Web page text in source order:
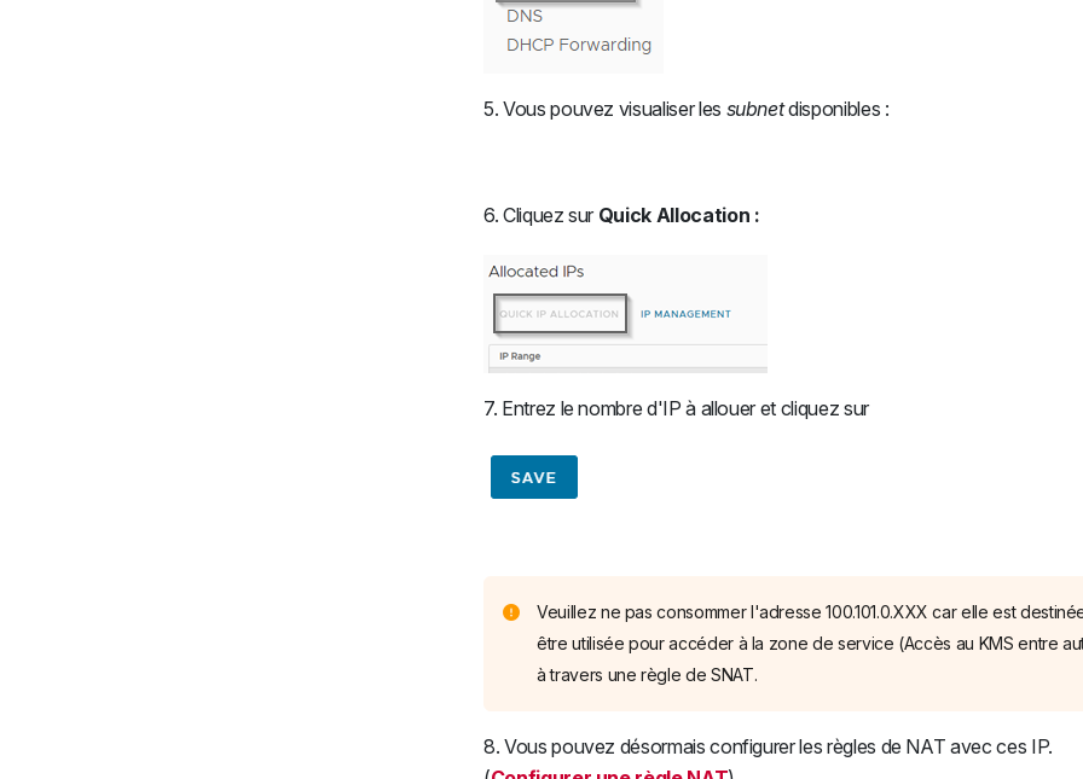
5. Vous pouvez visualiser les subnetdisponibles :
6. Cliquez sur Quick Allocation :
7. Entrez le nombre d'IP à allouer et cliquez sur
Veuillez ne pas consommer l'adresse 100.101.0.XXX car elle est
être utilisée pour accéder à la zone de service (Accès au KMS entre
à travers une règle de SNAT.
8. Vous pouvez désormais configurer les règles de NAT avec ces IP.